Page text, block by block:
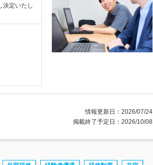
決定いたし
情報更新日：2026/07/24
掲載終了予定日：2026/10/08